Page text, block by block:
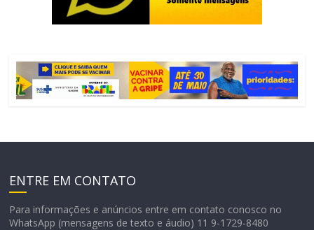
ENTRE EM CONTATO
Para informações e anúncios entre em contato conosco no
WhatsApp (mensagens de texto e áudio) 11 9-1729-8480